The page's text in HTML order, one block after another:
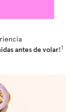
antes de volar!1